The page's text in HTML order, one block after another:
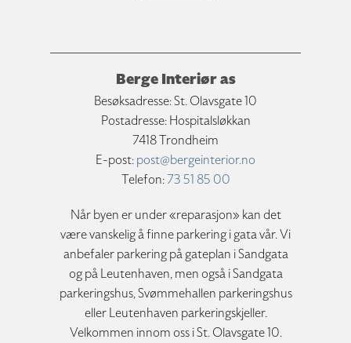
Berge Interiør as
Besøksadresse: St. Olavsgate 10
Postadresse: Hospitalsløkkan
7418 Trondheim
E-post:post@bergeinterior.no
Telefon:73 51 85 00
Når byen er under «reparasjon» kan det
være vanskelig å finne parkering i gata vår. Vi
anbefaler parkering på gateplan i Sandgata
og på Leutenhaven, men også i Sandgata
parkeringshus, Svømmehallen parkeringshus
eller Leutenhaven parkeringskjeller.
Velkommen innom oss i St. Olavsgate 10.